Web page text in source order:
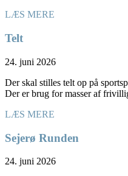
LÆS MERE
Telt
24. juni 2026
Der skal stilles telt op på
Der er brug for masser af
LÆS MERE
Sejerø Runden
24. juni 2026